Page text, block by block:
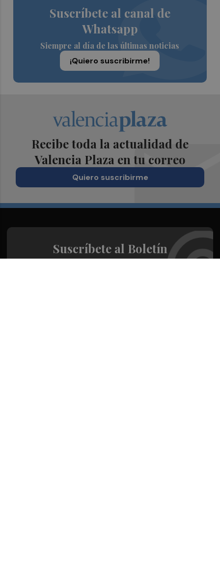
Suscríbete al canal de
Whatsapp
Siempre al día de las últimas noticias
¡Quiero suscribirme!
Recibe toda la actualidad de
Valencia Plaza en tu correo
Quiero suscribirme
Suscríbete al Boletín